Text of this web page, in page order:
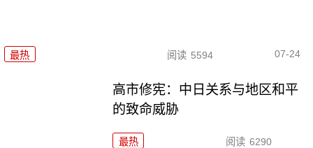
最热 阅读 5594 07-24
高市修宪：中日关系与地区和平
的致命威胁
最热 阅读 6290